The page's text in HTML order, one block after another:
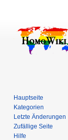
Hauptseite
Kategorien
Letzte Änderungen
Zufällige Seite
Hilfe